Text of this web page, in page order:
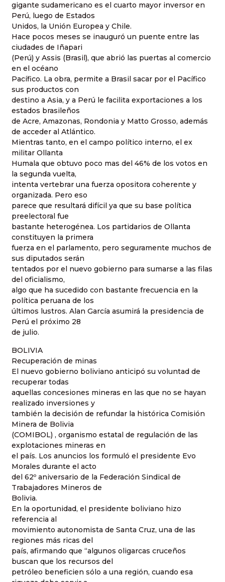
gigante sudamericano es el cuarto mayor inversor en
Perú, luego de Estados
Unidos, la Unión Europea y Chile.
Hace pocos meses se inauguró un puente entre las
ciudades de Iñapari
(Perú) y Assis (Brasil), que abrió las puertas al comercio
en el océano
Pacífico. La obra, permite a Brasil sacar por el Pacífico
sus productos con
destino a Asia, y a Perú le facilita exportaciones a los
estados brasileños
de Acre, Amazonas, Rondonia y Matto Grosso, además
de acceder al Atlántico.
Mientras tanto, en el campo político interno, el ex
militar Ollanta
Humala que obtuvo poco mas del 46% de los votos en
la segunda vuelta,
intenta vertebrar una fuerza opositora coherente y
organizada. Pero eso
parece que resultará difícil ya que su base política
preelectoral fue
bastante heterogénea. Los partidarios de Ollanta
constituyen la primera
fuerza en el parlamento, pero seguramente muchos de
sus diputados serán
tentados por el nuevo gobierno para sumarse a las filas
del oficialismo,
algo que ha sucedido con bastante frecuencia en la
política peruana de los
últimos lustros. Alan García asumirá la presidencia de
Perú el próximo 28
de julio.
BOLIVIA
Recuperación de minas
El nuevo gobierno boliviano anticipó su voluntad de
recuperar todas
aquellas concesiones mineras en las que no se hayan
realizado inversiones y
también la decisión de refundar la histórica Comisión
Minera de Bolivia
(COMIBOL) , organismo estatal de regulación de las
explotaciones mineras en
el país. Los anuncios los formuló el presidente Evo
Morales durante el acto
del 62º aniversario de la Federación Sindical de
Trabajadores Mineros de
Bolivia.
En la oportunidad, el presidente boliviano hizo
referencia al
movimiento autonomista de Santa Cruz, una de las
regiones más ricas del
país, afirmando que “algunos oligarcas cruceños
buscan que los recursos del
petróleo beneficien sólo a una región, cuando esa